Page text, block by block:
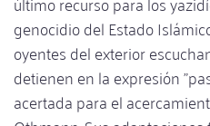
genocidio del Estado
oyentes del exterior
detienen en la expresión
acertada para el